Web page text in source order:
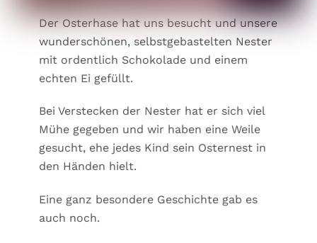
Der Osterhase hat uns besucht und unsere
wunderschönen, selbstgebastelten Nester
mit ordentlich Schokolade und einem
echten Ei gefüllt.
Bei Verstecken der Nester hat er sich viel
Mühe gegeben und wir haben eine Weile
gesucht, ehe jedes Kind sein Osternest in
den Händen hielt.
Eine ganz besondere Geschichte gab es
auch noch.